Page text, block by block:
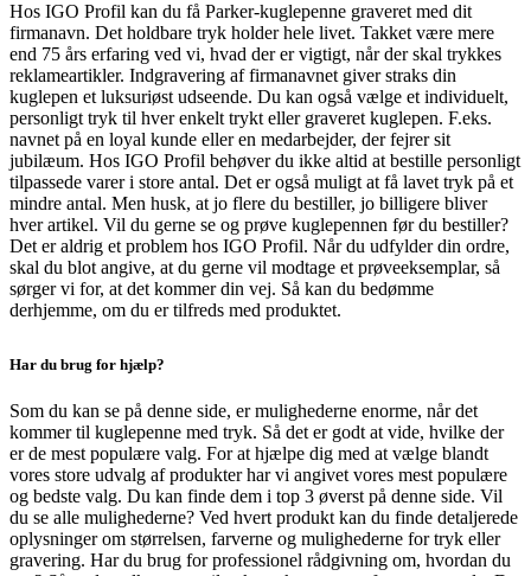
Hos IGO Profil kan du få Parker-kuglepenne graveret med dit
firmanavn. Det holdbare tryk holder hele livet. Takket være mere
end 75 års erfaring ved vi, hvad der er vigtigt, når der skal trykkes
reklameartikler. Indgravering af firmanavnet giver straks din
kuglepen et luksuriøst udseende. Du kan også vælge et individuelt,
personligt tryk til hver enkelt trykt eller graveret kuglepen. F.eks.
navnet på en loyal kunde eller en medarbejder, der fejrer sit
jubilæum. Hos IGO Profil behøver du ikke altid at bestille personligt
tilpassede varer i store antal. Det er også muligt at få lavet tryk på et
mindre antal. Men husk, at jo flere du bestiller, jo billigere bliver
hver artikel. Vil du gerne se og prøve kuglepennen før du bestiller?
Det er aldrig et problem hos IGO Profil. Når du udfylder din ordre,
skal du blot angive, at du gerne vil modtage et prøveeksemplar, så
sørger vi for, at det kommer din vej. Så kan du bedømme
derhjemme, om du er tilfreds med produktet.
Har du brug for hjælp?
Som du kan se på denne side, er mulighederne enorme, når det
kommer til kuglepenne med tryk. Så det er godt at vide, hvilke der
er de mest populære valg. For at hjælpe dig med at vælge blandt
vores store udvalg af produkter har vi angivet vores mest populære
og bedste valg. Du kan finde dem i top 3 øverst på denne side. Vil
du se alle mulighederne? Ved hvert produkt kan du finde detaljerede
oplysninger om størrelsen, farverne og mulighederne for tryk eller
gravering. Har du brug for professionel rådgivning om, hvordan du